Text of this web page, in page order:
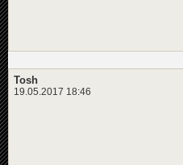
Tosh
19.05.2017 18:46